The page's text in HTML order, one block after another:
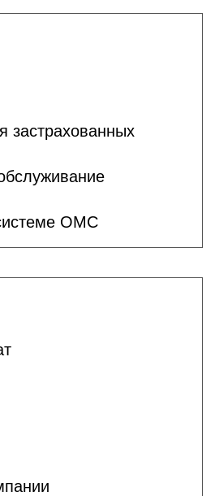
застрахованных
ОМС